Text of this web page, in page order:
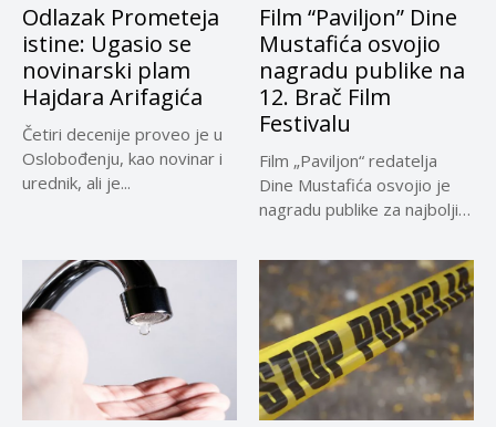
Odlazak Prometeja
istine: Ugasio se
novinarski plam
Hajdara Arifagića
Četiri decenije proveo je u
Oslobođenju, kao novinar i
urednik, ali je...
Film “Paviljon” Dine
Mustafića osvojio
nagradu publike na
12. Brač Film
Festivalu
Film „Paviljon“ redatelja
Dine Mustafića osvojio je
nagradu publike za najbolji